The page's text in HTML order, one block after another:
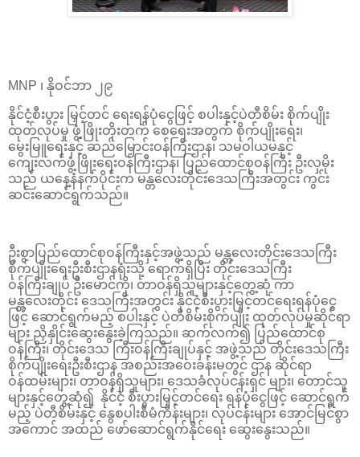
MNP ၊ နိုဝင်ဘာ ၂၉
နိုင်ငံ့စီးပွား မြှင့်တင် ရေးရန်ပုံငွေဖြင့် စပါးနှင့်ပဲတီစိမ်း စိုက်ပျိုး
ထုတ်လုပ်မှု ဖွံ့ဖြိုးတိုးတက် စေရေးအတွက် စိုက်ပျိုးရေး၊
မွေးမြူရေးနှင့် ဆည်မြောင်းဝန်ကြီးဌာန၊ သမဝါယမနှင့်
ကျေးလက်ဖွံ့ဖြိုးရေးဝန်ကြီးဌာန၊ ပြည်ထောင်စုဝန်ကြီး ဦးလှမိုး
သည် ယနေ့နံနက်ပိုင်းက မန္တလေးတိုင်း‌ဒေသကြီးအတွင်း ကွင်း
ဆင်းဆောင်ရွက်သည်။
ဦးစွာပြည်ထောင်စုဝန်ကြီးနှင့်အဖွဲ့သည် မန္တလေးတိုင်းဒေသကြီး
စိုက်ပျိုးရေးဦးစီးဌာနရုံးသို့ ရောက်ရှိပြီး တိုင်းဒေသကြီး
ဝန်ကြီးချုပ် ဦးမောင်ကို၊ တာဝန်ရှိသူများနှင့်တွေ့ဆုံ ကာ
မန္တလေးတိုင်း ဒေသကြီးအတွင်း နိုင်ငံ့စီးပွားမြှင့်တင်ရေးရန်ပုံငွေ
ဖြင့် ဆောင်ရွက်မည့် စပါးနှင့် ပဲတီစိမ်းစိုက်ပျိုး ထုတ်လုပ်မှုဆိုင်ရာ
များ ညှိနှိုင်းဆွေးနွေးခဲ့ကြသည်။ ဆက်လက်၍ ပြည်ထောင်စု
ဝန်ကြီး၊ တိုင်းဒေသ ကြီးဝန်ကြီးချုပ်နှင့် အဖွဲ့သည် တိုင်းဒေသကြီး
စိုက်ပျိုးရေးဦးစီးဌာန အစည်းအဝေးခန်းမတွင် ဌာန ဆိုင်ရာ
ဝန်ထမ်းများ၊ တာဝန်ရှိသူများ၊ ဒေသခံလုပ်ငန်းရှင် များ၊ တောင်သူ
များနှင့်တွေ့ဆုံ၍ နိုင်ငံ့ စီးပွားမြှင့်တင်ရေး ရန်ပုံငွေဖြင့် ဆောင်ရွက်
မည့် ပဲတီစိမ်းနှင့် နွေစပါးစီမံကိန်းများ၊ လုပ်ငန်းများ အောင်မြင်စွာ
အကောင် အထည် ဖော်ဆောင်ရွက်နိုင်ရေး ဆွေး‌နွေးသည်။